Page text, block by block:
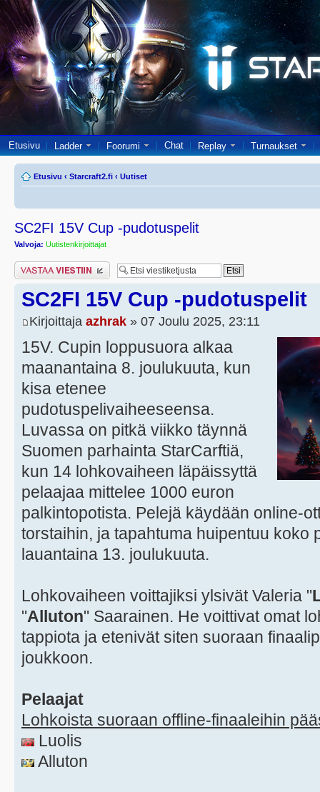
Etusivu Ladder Foorumi Chat Replay Turnaukset
Etusivu ‹ Starcraft2.fi ‹ Uutiset
SC2FI 15V Cup -pudotuspelit
Valvoja: Uutistenkirjoittajat
Lähetä vastaus
SC2FI 15V Cup -pudotuspelit
Kirjoittaja azhrak » 07 Joulu 2025, 23:11
15V. Cupin loppusuora alkaa
maanantaina 8. joulukuuta, kun
kisa etenee
pudotuspelivaiheeseensa.
Luvassa on pitkä viikko täynnä
Suomen parhainta StarCarftiä,
kun 14 lohkovaiheen läpäissyttä
pelaajaa mittelee 1000 euron
palkintopotista. Pelejä käydään online-
torstaihin, ja tapahtuma huipentuu koko
lauantaina 13. joulukuuta.
Lohkovaiheen voittajiksi ylsivät Valeria "
"Alluton" Saarainen. He voittivat omat
tappiota ja etenivät siten suoraan
joukkoon.
Pelaajat
Lohkoista suoraan offline-finaaleihin
Luolis
Alluton